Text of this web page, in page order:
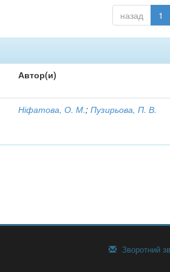
назад 1
Автор(и)
Ніфатова, О. М.;Пузирьова, П. В.
Зворотний